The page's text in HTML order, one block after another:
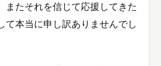
またそれを信じて応援してきた
て本当に申し訳ありませんでし